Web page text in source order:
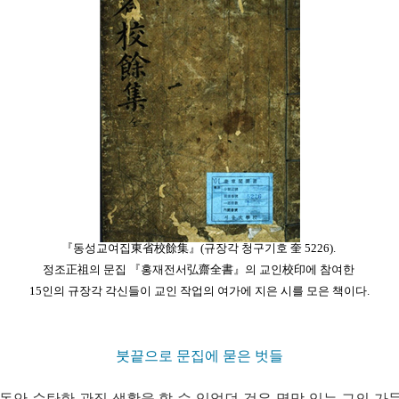
『동성교여집東省校餘集』(규장각 청구기호 奎 5226).
정조正祖의 문집 『홍재전서弘齋全書』의 교인校印에 참여한
15인의 규장각 각신들이 교인 작업의 여가에 지은 시를 모은 책이다.
붓끝으로 문집에 묻은 벗들